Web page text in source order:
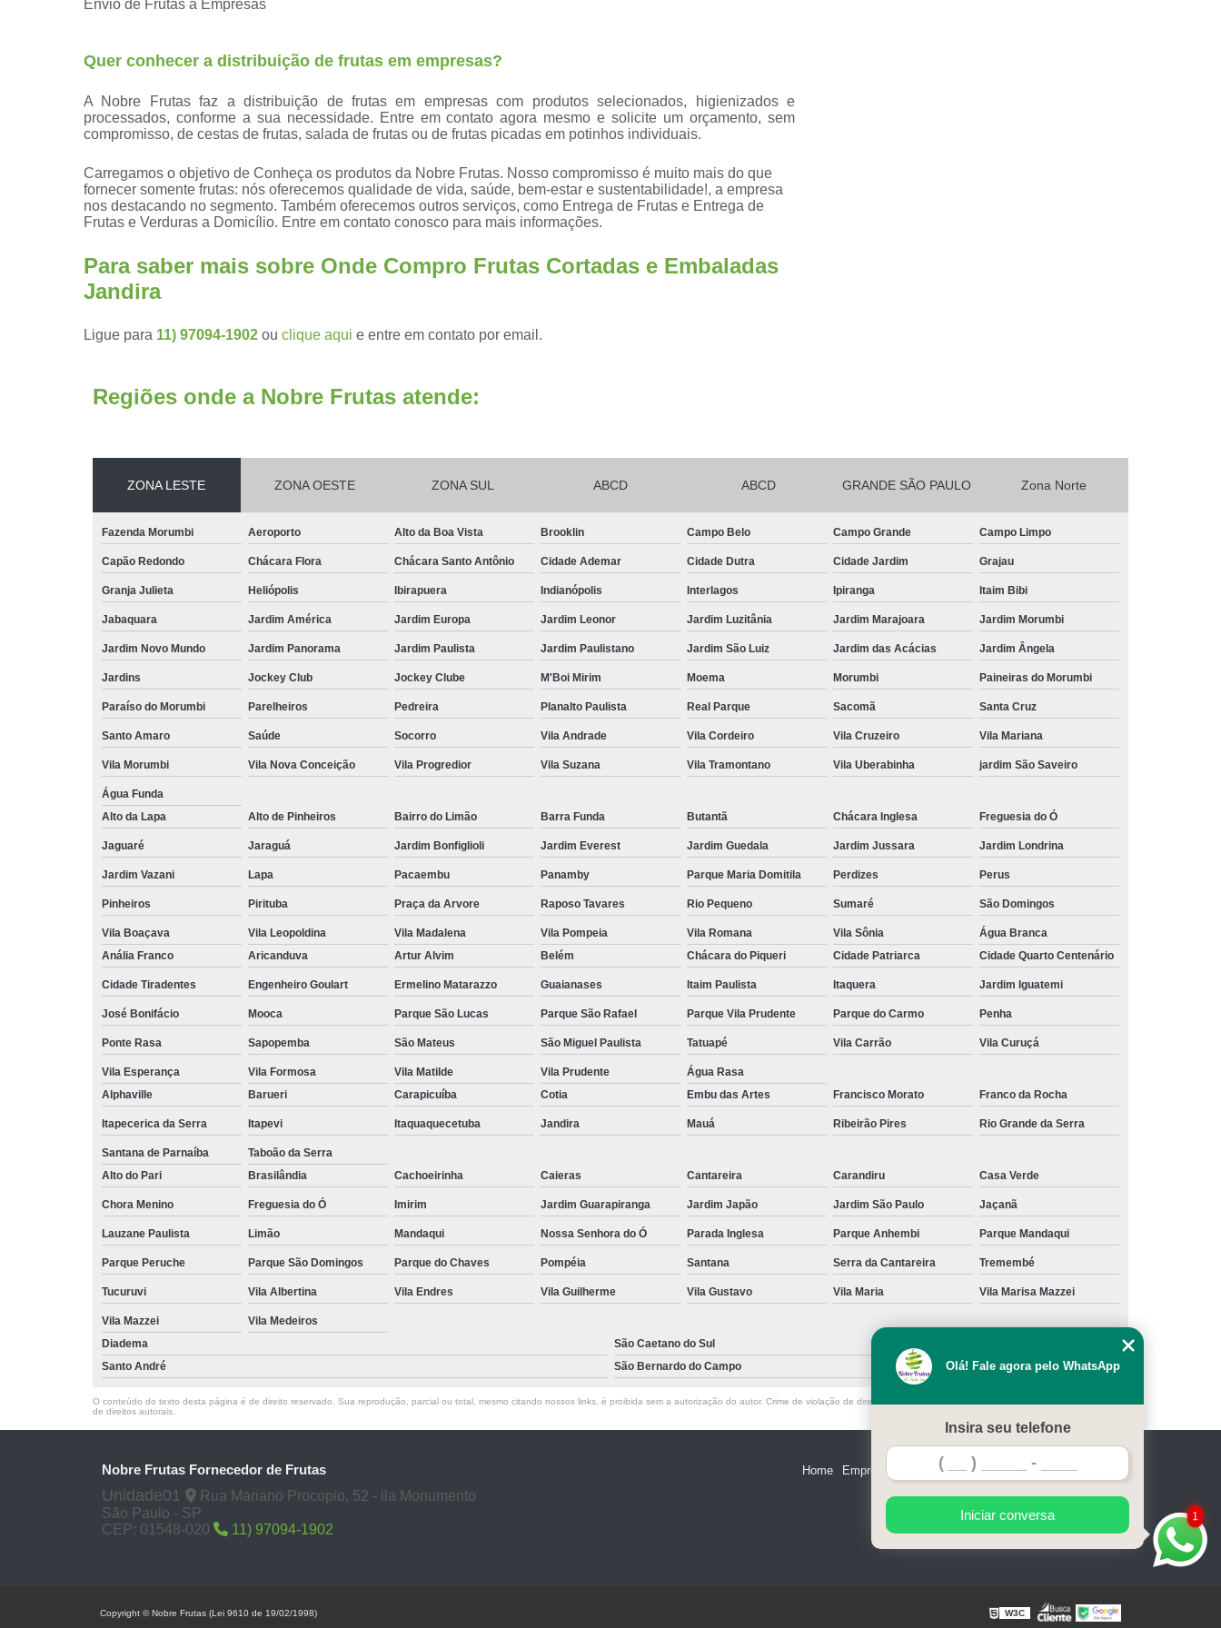
Frutas Higienizadas no Pote
Frutas Higienizadas para Escritório
Frutas Higienizados a Venda
Delivery de Frutas a Empresas
Entrega de Frutas a Empresas
Frutas Cortadas em Delivery
Frutas Cortadas em Potes
Frutas Cortadas no Pote
Frutas Cortadas para Empresas
Frutas Cortadas para Entrega
Frutas Cortadas para Entregar
Fruta Processada
Frutas e Hortaliças Processadas
Frutas e Legumes Minimamente Processados
Frutas e Legumes Processados
Frutas e Verduras Processadas e Embaladas
Frutas Minimamente Processadas
Frutas Pre Processadas
Frutas Processadas e Embaladas
Frutas Processadas e Higienizadas
Frutas Processadas Embaladas a Vacuo
Frutas Processadas para Empresas
Frutas Processadas sob Forma de Salada
Empresa de Kit Lanche
Kit Lanche Coffee Break
Kit Lanche Corporativo
Frutas em Pote
Frutas Fatiadas em Pote Frutas no Pote
Frutas no Pote para Vender
Frutas no Potinho
Frutas Picadas no Pote
Pote de Frutas
Pote de Frutas para Vender
Pote de Salada de Frutas
Salada de Fruta no Pote
Salada de Frutas no Pote
Salada de Fruta para Empresa
Salada de Fruta para Empresas
Salada de Fruta para Encomenda de Empresa
Salada de Fruta para Entrega em Empresa
Salada de Fruta para Entrega em Escritório
Salada de Fruta para Escritório
Salada de Fruta para Estoque de Empresa
Envio de Frutas a Empresas
Quer conhecer a distribuição de frutas em empresas?
A Nobre Frutas faz a distribuição de frutas em empresas com produtos selecionados, higienizados e
processados, conforme a sua necessidade. Entre em contato agora mesmo e solicite um orçamento, sem
compromisso, de cestas de frutas, salada de frutas ou de frutas picadas em potinhos individuais.
Carregamos o objetivo de Conheça os produtos da Nobre Frutas. Nosso compromisso é muito mais do que
fornecer somente frutas: nós oferecemos qualidade de vida, saúde, bem-estar e sustentabilidade!, a empresa
nos destacando no segmento. Também oferecemos outros serviços, como Entrega de Frutas e Entrega de
Frutas e Verduras a Domicílio. Entre em contato conosco para mais informações.
Para saber mais sobre Onde Compro Frutas Cortadas e Embaladas
Jandira
Ligue para 11) 97094-1902 ou clique aqui e entre em contato por email.
Regiões onde a Nobre Frutas atende:
ZONA LESTE ZONA OESTE ZONA SUL ABCD ABCD GRANDE SÃO PAULO Zona Norte
Fazenda Morumbi Aeroporto Alto da Boa Vista Brooklin Campo Belo Campo Grande Campo Limpo
Capão Redondo Chácara Flora Chácara Santo Antônio Cidade Ademar Cidade Dutra Cidade Jardim Grajau
Granja Julieta Heliópolis Ibirapuera Indianópolis Interlagos Ipiranga Itaim Bibi
Jabaquara Jardim América Jardim Europa Jardim Leonor Jardim Luzitânia Jardim Marajoara Jardim Morumbi
Jardim Novo Mundo Jardim Panorama Jardim Paulista Jardim Paulistano Jardim São Luiz Jardim das Acácias Jardim Ângela
Jardins Jockey Club Jockey Clube M'Boi Mirim Moema Morumbi Paineiras do Morumbi
Paraíso do Morumbi Parelheiros Pedreira Planalto Paulista Real Parque Sacomã Santa Cruz
Santo Amaro Saúde Socorro Vila Andrade Vila Cordeiro Vila Cruzeiro Vila Mariana
Vila Morumbi Vila Nova Conceição Vila Progredior Vila Suzana Vila Tramontano Vila Uberabinha jardim São Saveiro
Água Funda
Alto da Lapa
Alto de Pinheiros Bairro do Limão Barra Funda Butantã Chácara Inglesa Freguesia do Ó
Jaguaré Jaraguá Jardim Bonfiglioli Jardim Everest Jardim Guedala Jardim Jussara Jardim Londrina
Jardim Vazani Lapa Pacaembu Panamby Parque Maria Domitila Perdizes Perus
Pinheiros Pirituba Praça da Arvore Raposo Tavares Rio Pequeno Sumaré São Domingos
Vila Boaçava Vila Leopoldina Vila Madalena Vila Pompeia Vila Romana Vila Sônia
Água Branca
Anália Franco
Aricanduva Artur Alvim Belém Chácara do Piqueri Cidade Patriarca Cidade Quarto Centenário
Cidade Tiradentes Engenheiro Goulart Ermelino Matarazzo Guaianases Itaim Paulista Itaquera Jardim Iguatemi
José Bonifácio Mooca Parque São Lucas Parque São Rafael Parque Vila Prudente Parque do Carmo Penha
Ponte Rasa Sapopemba São Mateus São Miguel Paulista Tatuapé Vila Carrão Vila Curuçá
Vila Esperança Vila Formosa Vila Matilde Vila Prudente
Água Rasa
Alphaville
Barueri Carapicuíba Cotia Embu das Artes Francisco Morato Franco da Rocha
Itapecerica da Serra Itapevi Itaquaquecetuba Jandira Mauá Ribeirão Pires Rio Grande da Serra
Santana de Parnaíba
Taboão da Serra
Alto do Pari
Brasilândia Cachoeirinha Caieras Cantareira Carandiru Casa Verde
Chora Menino Freguesia do Ó Imirim Jardim Guarapiranga Jardim Japão Jardim São Paulo Jaçanã
Lauzane Paulista Limão Mandaqui Nossa Senhora do Ó Parada Inglesa Parque Anhembi Parque Mandaqui
Parque Peruche Parque São Domingos Parque do Chaves Pompéia Santana Serra da Cantareira Tremembé
Tucuruvi Vila Albertina Vila Endres Vila Guilherme Vila Gustavo Vila Maria Vila Marisa Mazzei
Vila Mazzei
Vila Medeiros
Diadema
São Caetano do Sul
Santo André
São Bernardo do Campo
O conteúdo do texto desta página é de direito reservado. Sua reprodução, parcial ou total, mesmo citando nossos links, é proibida sem a autorização do autor. Crime de violação de direito autoral – artigo 184 do Código Penal –
de direitos autorais
Nobre Frutas Fornecedor de Frutas
Unidade01
Rua Mariano Procopio, 52 - ila Monumento
São Paulo - SP
CEP: 01548-020
11) 97094-1902
Home Empresa Serviços Contato Mapa do site
1
Olá! Fale agora pelo WhatsApp
Insira seu telefone
Iniciar conversa
Copyright © Nobre Frutas (Lei 9610 de 19/02/1998) W3C